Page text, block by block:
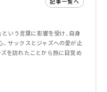
という言葉に影響を受け、自身
サックスとジャズへの愛が止
を訪れたことから旅に目覚め